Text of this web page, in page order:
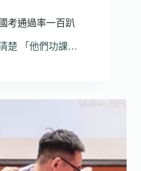
考通過率一百趴
楚 「他們功課…